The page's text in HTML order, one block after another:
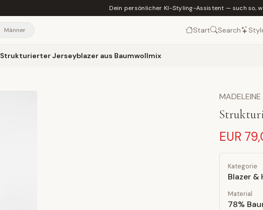
Dein persönlicher KI-Styling-Assistent — such so,
Männer Start Search
Strukturierter Jerseyblazer aus Baumwollmix
MADELEINE
EUR
Kategorie
Blazer &
Material
78%